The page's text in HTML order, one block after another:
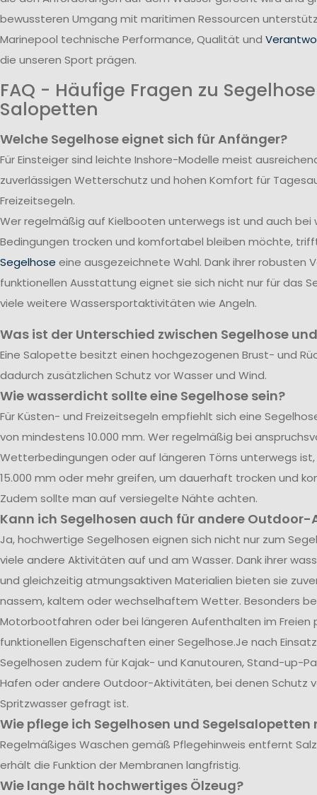
bewussteren Umgang mit maritimen Ressourcen
Marinepool technische Performance, Qualität und
die unseren Sport prägen.
FAQ - Häufige Fragen zu
Salopetten
Welche Segelhose eignet sich für Anfänger?
Für Einsteiger sind leichte Inshore-Modelle meist
zuverlässigen Wetterschutz und hohen Komfort für
Freizeitsegeln.
Wer regelmäßig auf Kielbooten unterwegs ist und auch bei
Bedingungen trocken und komfortabel bleiben möchte,
Segelhose eine ausgezeichnete Wahl. Dank ihrer robusten
funktionellen Ausstattung eignet sie sich nicht nur für das
viele weitere Wassersportaktivitäten wie Angeln.
Was ist der Unterschied zwischen Segelhose
Eine Salopette besitzt einen hochgezogenen Brust- und
dadurch zusätzlichen Schutz vor Wasser und Wind.
Wie wasserdicht sollte eine Segelhose sein?
Für Küsten- und Freizeitsegeln empfiehlt sich eine
von mindestens 10.000 mm. Wer regelmäßig bei
Wetterbedingungen oder auf längeren Törns unterwegs
15.000 mm oder mehr greifen, um dauerhaft trocken und
Zudem sollte man auf versiegelte Nähte achten.
Kann ich Segelhosen auch für andere
Ja, hochwertige Segelhosen eignen sich nicht nur zum
viele andere Aktivitäten auf und am Wasser. Dank ihrer
und gleichzeitig atmungsaktiven Materialien bieten sie
nassem, kaltem oder wechselhaftem Wetter. Besonders
Motorbootfahren oder bei längeren Aufenthalten im Freien
funktionellen Eigenschaften einer Segelhose.Je nach
Segelhosen zudem für Kajak- und Kanutouren, Stand-up-
Hafen oder andere Outdoor-Aktivitäten, bei denen Schutz
Spritzwasser gefragt ist.
Wie pflege ich Segelhosen und Segelsalopetten
Regelmäßiges Waschen gemäß Pflegehinweis entfernt
erhält die Funktion der Membranen langfristig.
Wie lange hält hochwertiges Ölzeug?